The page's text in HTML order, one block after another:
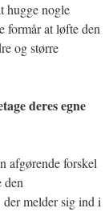
hugge nogle
formår at løfte den
og større
deres egne
afgørende forskel
den
melder sig ind i